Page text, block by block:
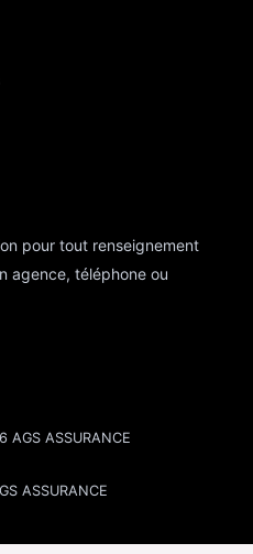
pour tout renseignement
agence, téléphone ou
ASSURANCE
ASSURANCE